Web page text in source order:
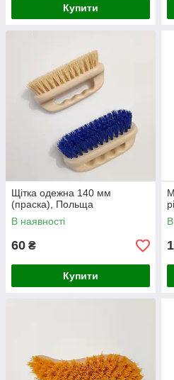
Купити
Щітка одежна 140 мм
(праска), Польща
В наявності
60 ₴
Купити